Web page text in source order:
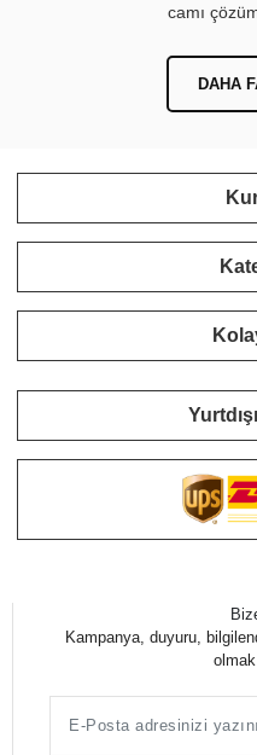
camı
DAHA
Kampanya, duyuru,